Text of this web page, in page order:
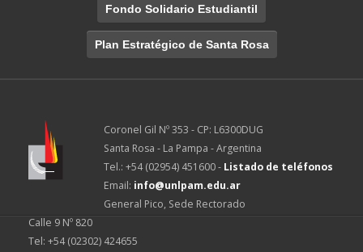
Fondo Solidario Estudiantil
Plan Estratégico de Santa Rosa
Coronel Gil Nº 353 - CP: L6300DUG
Santa Rosa - La Pampa - Argentina
Tel.: +54 (02954) 451600 - Listado de teléfonos
Email: info@unlpam.edu.ar
General Pico, Sede Rectorado
Calle 9 Nº 820
Tel: +54 (02302) 424655